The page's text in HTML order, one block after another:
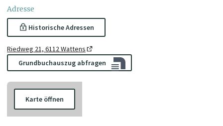
Adresse
Historische Adressen
Riedweg 21, 6112 Wattens
Grundbuchauszug abfragen
Karte öffnen